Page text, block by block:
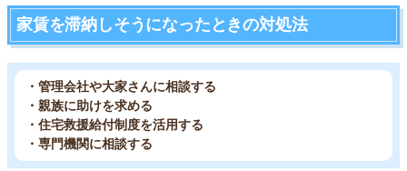
家賃を滞納しそうになったときの対処法
・管理会社や大家さんに相談する
・親族に助けを求める
・住宅救援給付制度を活用する
・専門機関に相談する